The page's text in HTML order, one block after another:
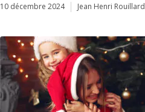
10 décembre 2024 Jean Henri Rouillard